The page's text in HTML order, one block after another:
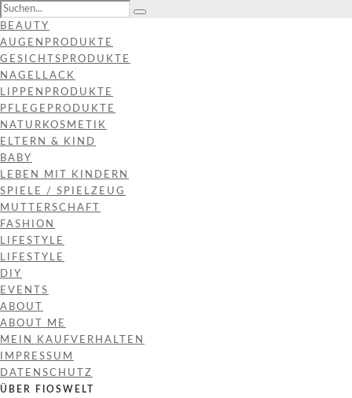
BEAUTY
AUGENPRODUKTE
GESICHTSPRODUKTE
NAGELLACK
LIPPENPRODUKTE
PFLEGEPRODUKTE
NATURKOSMETIK
ELTERN & KIND
BABY
LEBEN MIT KINDERN
SPIELE / SPIELZEUG
MUTTERSCHAFT
FASHION
LIFESTYLE
LIFESTYLE
DIY
EVENTS
ABOUT
ABOUT ME
MEIN KAUFVERHALTEN
IMPRESSUM
DATENSCHUTZ
ÜBER FIOSWELT